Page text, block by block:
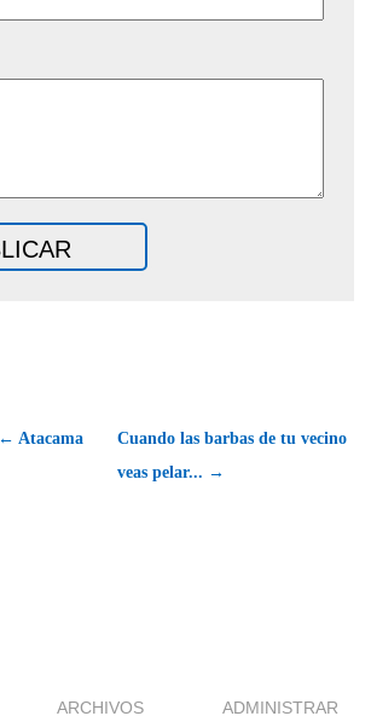
← Atacama
Cuando las barbas de tu vecino
veas pelar... →
ARCHIVOS ADMINISTRAR